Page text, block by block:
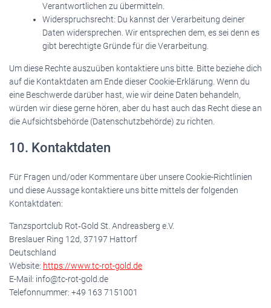
Verantwortlichen zu übermitteln.
Widerspruchsrecht: Du kannst der Verarbeitung deiner
Daten widersprechen. Wir entsprechen dem, es sei denn es
gibt berechtigte Gründe für die Verarbeitung.
Um diese Rechte auszuüben kontaktiere uns bitte. Bitte beziehe dich
auf die Kontaktdaten am Ende dieser Cookie-Erklärung. Wenn du
eine Beschwerde darüber hast, wie wir deine Daten behandeln,
würden wir diese gerne hören, aber du hast auch das Recht diese an
die Aufsichtsbehörde (Datenschutzbehörde) zu richten.
10. Kontaktdaten
Für Fragen und/oder Kommentare über unsere Cookie-Richtlinien
und diese Aussage kontaktiere uns bitte mittels der folgenden
Kontaktdaten:
Tanzsportclub Rot‑Gold St. Andreasberg e.V.
Breslauer Ring 12d, 37197 Hattorf
Deutschland
Website: https://www.tc-rot-gold.de
E-Mail: info@tc-rot-gold.de
Telefonnummer: +49 163 7151001